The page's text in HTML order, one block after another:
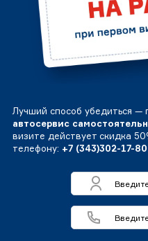
Лучший способ убедиться —
автосервис
визите действует скидка
телефону: +7 (343)302-17-80